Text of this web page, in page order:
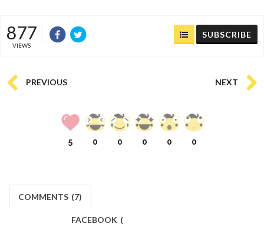
877
VIEWS
SUBSCRIBE
PREVIOUS NEXT
5 0 0 0 0 0
COMMENTS (7)
FACEBOOK (